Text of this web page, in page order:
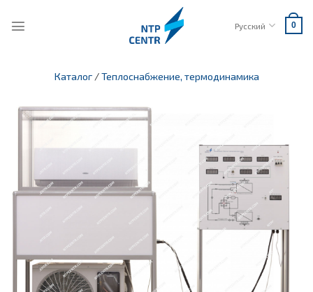
Русский 0
Каталог /Теплоснабжение, термодинамика